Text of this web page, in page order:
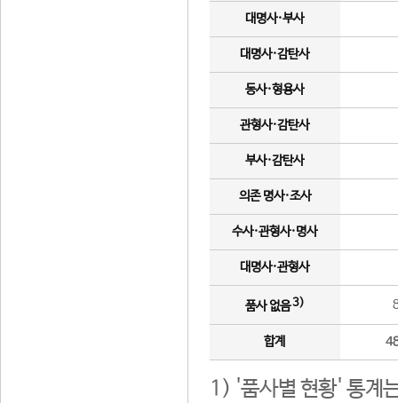
대명사·부사
대명사·감탄사
동사·형용사
관형사·감탄사
부사·감탄사
의존 명사·조사
수사·관형사·명사
대명사·관형사
품사 없음3)
합계
1) '품사별 현황' 통계